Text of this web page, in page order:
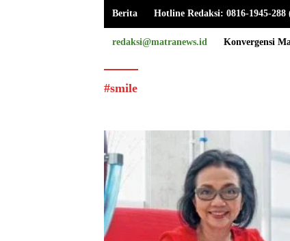
Berita Hotline Redaksi: 0816-1945-288
redaksi@matranews.id Konvergensi
#smile